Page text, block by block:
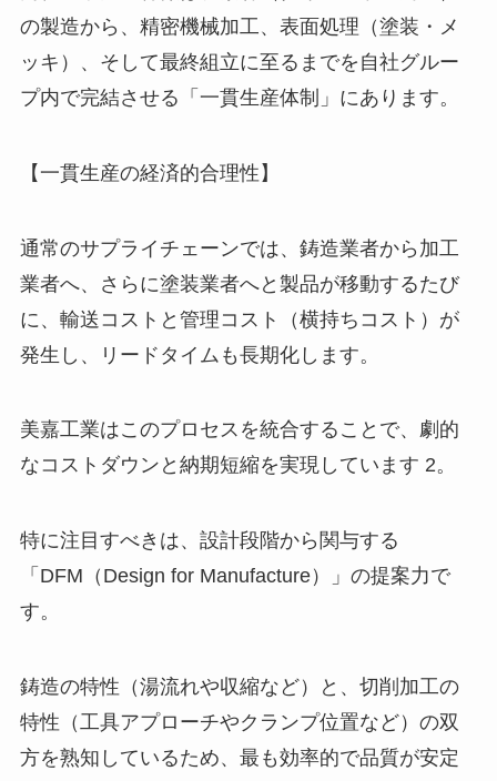
の製造から、精密機械加工、表面処理（塗装・メ
ッキ）、そして最終組立に至るまでを自社グルー
プ内で完結させる「一貫生産体制」にあります。
【一貫生産の経済的合理性】
通常のサプライチェーンでは、鋳造業者から加工
業者へ、さらに塗装業者へと製品が移動するたび
に、輸送コストと管理コスト（横持ちコスト）が
発生し、リードタイムも長期化します。
美嘉工業はこのプロセスを統合することで、劇的
なコストダウンと納期短縮を実現しています 2。
特に注目すべきは、設計段階から関与する
「DFM（Design for Manufacture）」の提案力で
す。
鋳造の特性（湯流れや収縮など）と、切削加工の
特性（工具アプローチやクランプ位置など）の双
方を熟知しているため、最も効率的で品質が安定